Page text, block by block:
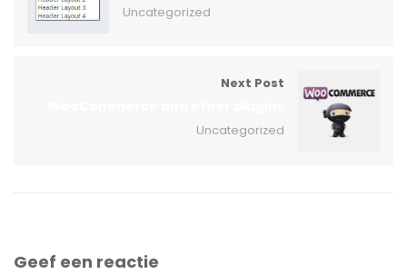
Uncategorized
Next Post
Uncategorized
Geef een reactie